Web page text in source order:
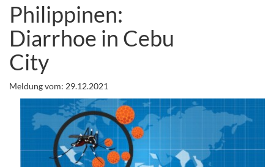
Philippinen:
Diarrhoe in Cebu
City
Meldung vom: 29.12.2021